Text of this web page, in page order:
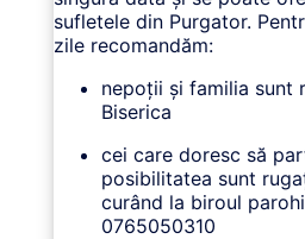
sufletele din Purgator.
zile recomandăm:
nepoții și familia sunt
Biserica
cei care doresc să
posibilitatea sunt
curând la biroul
0765050310